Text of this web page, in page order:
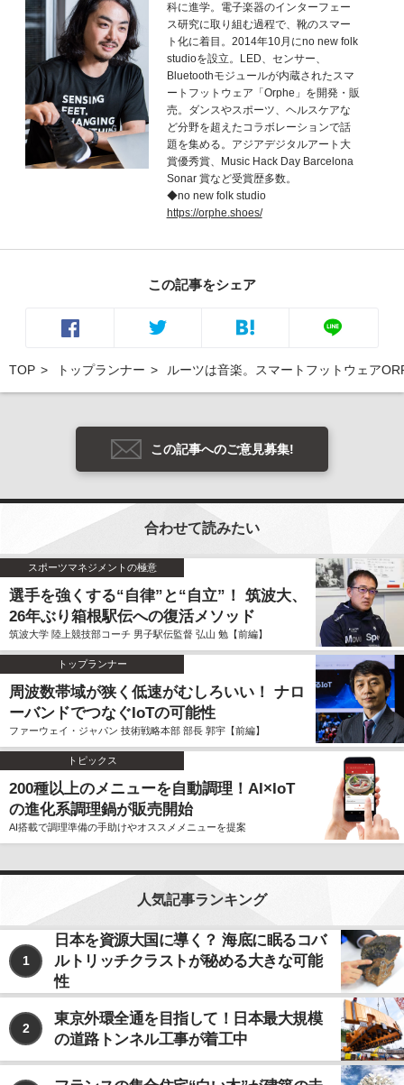
科に進学。電子楽器のインターフェー
ス研究に取り組む過程で、靴のスマー
ト化に着目。2014年10月にno new folk
studioを設立。LED、センサー、
Bluetoothモジュールが内蔵されたスマ
ートフットウェア「Orphe」を開発・販
売。ダンスやスポーツ、ヘルスケアな
ど分野を超えたコラボレーションで話
題を集める。アジアデジタルアート大
賞優秀賞、Music Hack Day Barcelona
Sonar 賞など受賞歴多数。
◆no new folk studio
https://orphe.shoes/
この記事をシェア
TOP トップランナー ルーツは音楽。スマートフットウェア
この記事へのご意見募集!
合わせて読みたい
スポーツマネジメントの極意
選手を強くする“自律”と“自立”！ 筑波大、
26年ぶり箱根駅伝への復活メソッド
筑波大学 陸上競技部コーチ 男子駅伝監督 弘山 勉【前編】
トップランナー
周波数帯域が狭く低速がむしろいい！ ナロ
ーバンドでつなぐIoTの可能性
ファーウェイ・ジャパン 技術戦略本部 部長 郭宇【前編】
トピックス
200種以上のメニューを自動調理！AI×IoT
の進化系調理鍋が販売開始
AI搭載で調理準備の手助けやオススメメニューを提案
人気記事ランキング
1
日本を資源大国に導く？ 海底に眠るコバ
ルトリッチクラストが秘める大きな可能
性
2
東京外環全通を目指して！日本最大規模
の道路トンネル工事が着工中